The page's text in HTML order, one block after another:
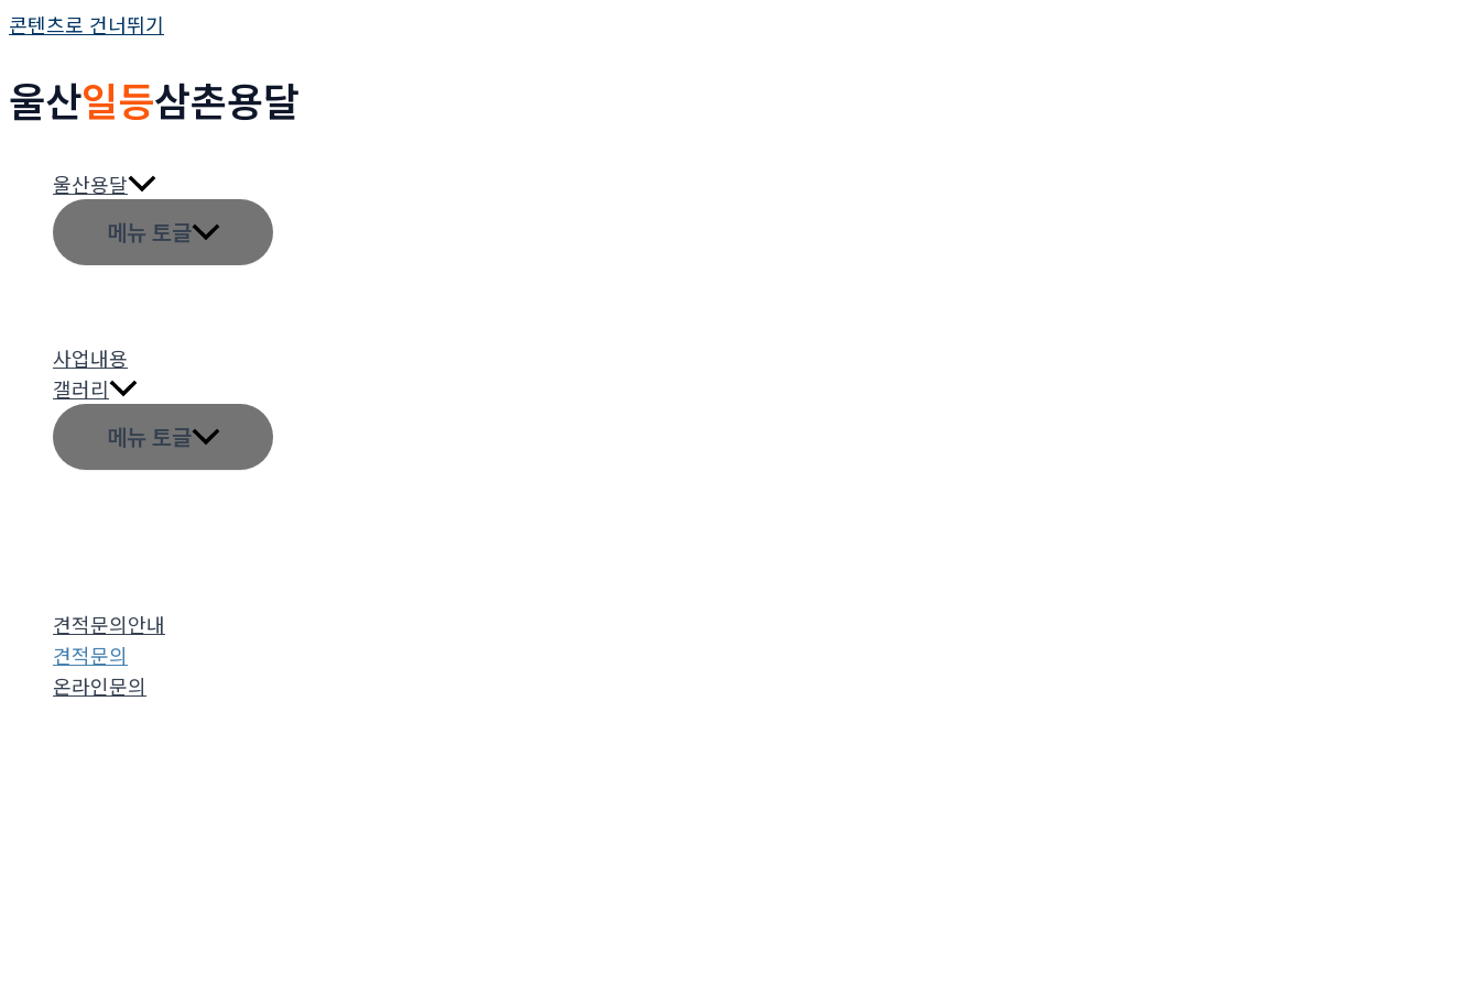
콘텐츠로 건너뛰기
울산일등삼촌용달
울산용달
메뉴 토글
사업내용
갤러리
메뉴 토글
견적문의안내
견적문의
온라인문의